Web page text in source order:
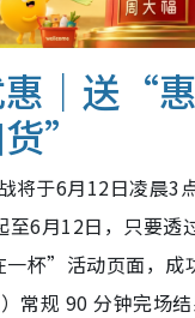
｜送“
”
将于6月12日凌晨3
至6月12日，只要透
杯”活动页面，成
）常规 90 分钟完场